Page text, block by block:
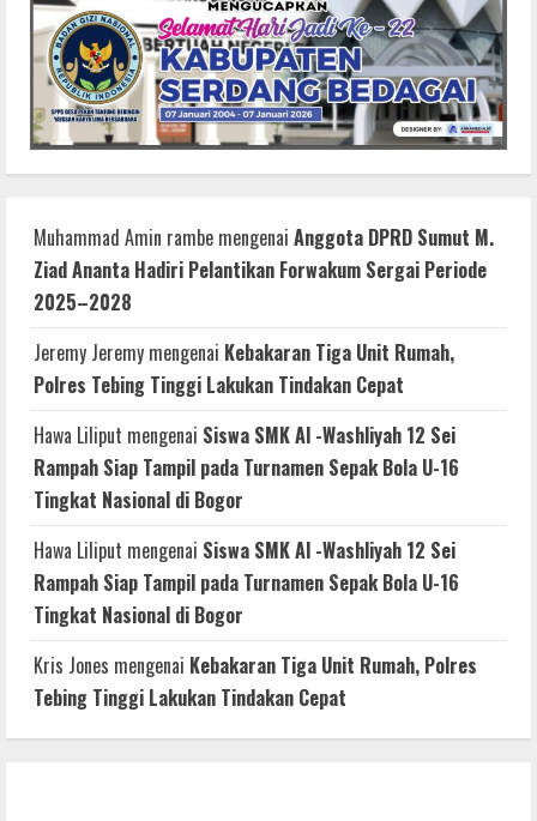
Muhammad Amin rambe mengenai Anggota DPRD Sumut M.
Ziad Ananta Hadiri Pelantikan Forwakum Sergai Periode
2025–2028
Jeremy Jeremy mengenai Kebakaran Tiga Unit Rumah,
Polres Tebing Tinggi Lakukan Tindakan Cepat
Hawa Liliput mengenai Siswa SMK Al -Washliyah 12 Sei
Rampah Siap Tampil pada Turnamen Sepak Bola U-16
Tingkat Nasional di Bogor
Hawa Liliput mengenai Siswa SMK Al -Washliyah 12 Sei
Rampah Siap Tampil pada Turnamen Sepak Bola U-16
Tingkat Nasional di Bogor
Kris Jones mengenai Kebakaran Tiga Unit Rumah, Polres
Tebing Tinggi Lakukan Tindakan Cepat